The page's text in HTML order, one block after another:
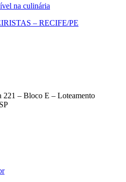
na culinária
– RECIFE/PE
221 – Bloco E – Loteamento